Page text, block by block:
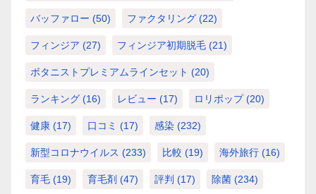
バッファロー (50) ファクタリング (22)
フィンジア (27) フィンジア初期脱毛 (21)
ボタニストプレミアムラインセット (20)
ランキング (16) レビュー (17) ロリポップ(20)
健康 (17) 口コミ (17) 感染 (232)
新型コロナウイルス (233) 比較 (19) 海外旅行 (16)
育毛 (19) 育毛剤 (47) 評判 (17) 除菌 (234)